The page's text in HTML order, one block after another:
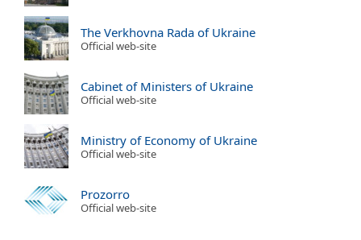
The Verkhovna Rada of Ukraine
Official web-site
Cabinet of Ministers of Ukraine
Official web-site
Ministry of Economy of Ukraine
Official web-site
Prozorro
Official web-site